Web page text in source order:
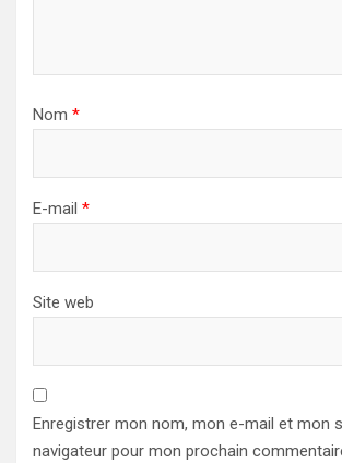
Nom *
E-mail *
Site web
Enregistrer mon nom, mon e-mail et mon
navigateur pour mon prochain